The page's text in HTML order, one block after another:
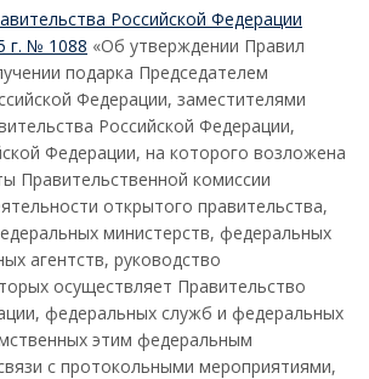
Российской Федерации
г. № 1088 «Об утверждении Правил
подарка Председателем
Федерации, заместителями
Российской Федерации,
Федерации, на которого возложена
Правительственной комиссии
открытого правительства,
министерств, федеральных
агентств, руководство
осуществляет Правительство
федеральных служб и федеральных
этим федеральным
с протокольными мероприятиями,